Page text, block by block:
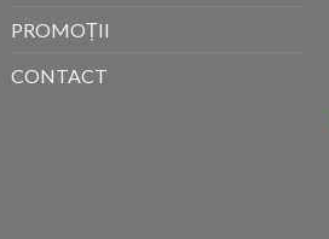
PROMOȚII
CONTACT